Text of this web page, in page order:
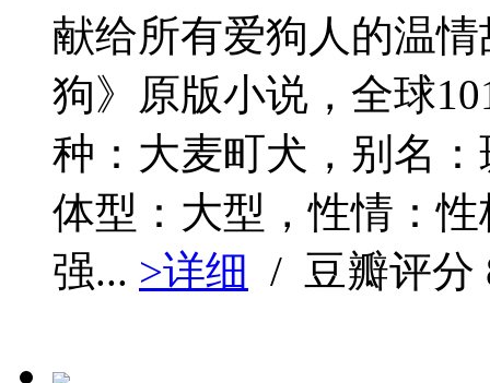
献给所有爱狗人的温
狗》原版小说，全球
种：大麦町犬，别名
体型：大型，性情：
强... >详细 / 豆瓣评分